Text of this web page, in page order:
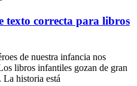
texto correcta para libros
de nuestra infancia nos
libros infantiles gozan de gran
historia está